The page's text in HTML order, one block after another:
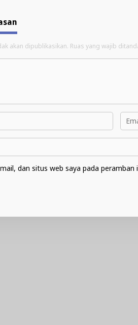
akan dipublikasikan. Ruas yang wajib
dan situs web saya pada